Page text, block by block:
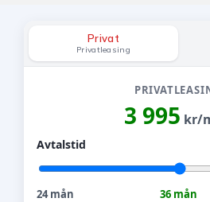
Privat
Privatleasing
3 995 kr/
Avtalstid
24 mån 36 mån